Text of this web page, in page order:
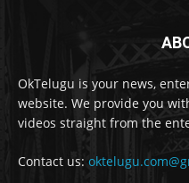
OkTelugu is your news,
website. We provide you
videos straight from the
Contact us: